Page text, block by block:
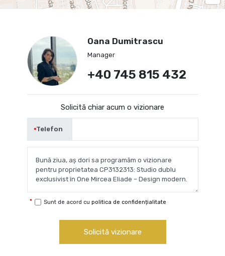
Oana Dumitrascu
Manager
+40 745 815 432
Solicită chiar acum o vizionare
Telefon
Sunt de acord cu politica de confidențialitate
Solicită vizionare